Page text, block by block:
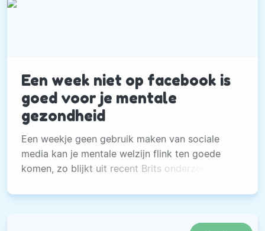
Een week niet op facebook is
goed voor je mentale
gezondheid
Een weekje geen gebruik maken van sociale
media kan je mentale welzijn flink ten goede
komen, zo blijkt uit recent Brits onderzoek.